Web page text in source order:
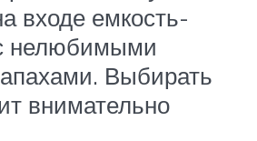
входе емкость-
нелюбимыми
Выбирать
внимательно